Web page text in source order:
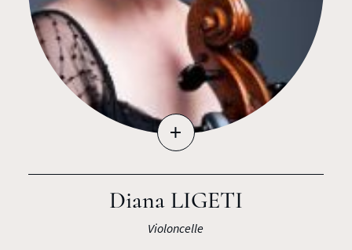
+
Diana LIGETI
Violoncelle